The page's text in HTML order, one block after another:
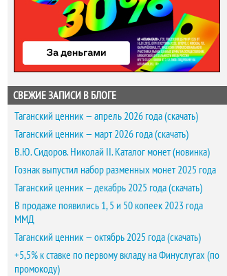
СВЕЖИЕ ЗАПИСИ В БЛОГЕ
Таганский ценник — апрель 2026 года (скачать)
Таганский ценник — март 2026 года (скачать)
В.Ю. Сидоров. Николай II. Каталог монет (новинка)
Гознак выпустил набор разменных монет 2025 года
Таганский ценник — декабрь 2025 года (скачать)
В продаже появились 1, 5 и 50 копеек 2023 года
ММД
Таганский ценник — октябрь 2025 года (скачать)
+5,5% к ставке по первому вкладу на Финуслугах (по
промокоду)